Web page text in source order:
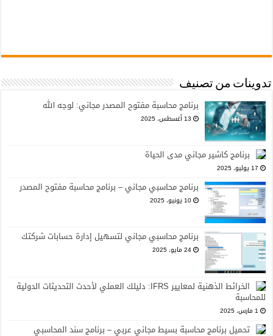
تدوينات من تصنيف
برنامج محاسبة مفتوح المصدر مجاني: لوجه الله
13 أغسطس، 2025
برنامج كاشير مجاني مدى الحياة
17 يوليو، 2025
برنامج محاسبي مجاني – برنامج محاسبة مفتوح المصدر
10 يونيو، 2025
برنامج محاسبي مجاني لتسهيل إدارة حسابات شركتك
24 مايو، 2025
الخرائط الذهنية لمعايير IFRS: دليلك العملي لأحدث التحديثات الدولية
للمحاسبة
1 مارس، 2025
تحميل برنامج محاسبة بسيط مجاني عربي – برنامج سند المحاسبي